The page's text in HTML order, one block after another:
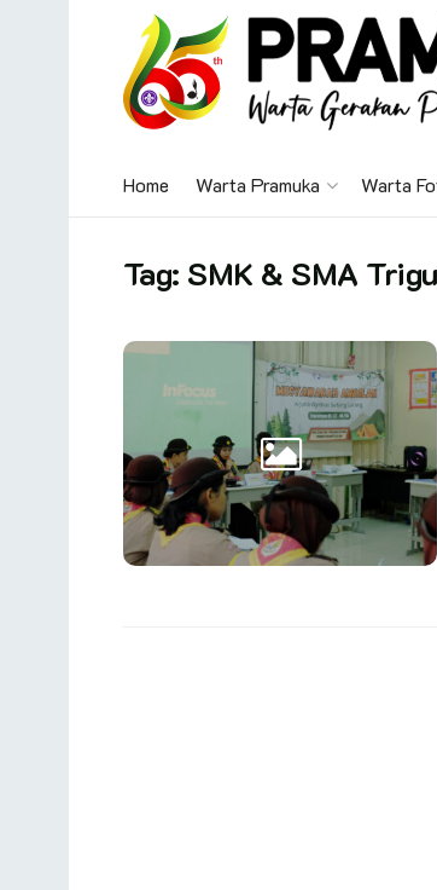
Home Warta Pramuka Warta
Tag: SMK & SMA